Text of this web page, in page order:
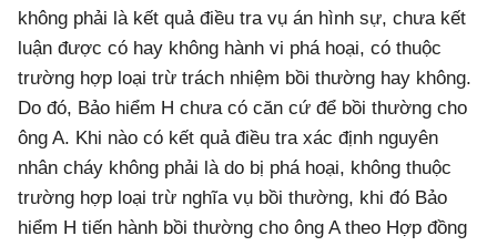
không phải là kết quả điều tra vụ án hình sự, chưa kết
luận được có hay không hành vi phá hoại, có thuộc
trường hợp loại trừ trách nhiệm bồi thường hay không.
Do đó, Bảo hiểm H chưa có căn cứ để bồi thường cho
ông A. Khi nào có kết quả điều tra xác định nguyên
nhân cháy không phải là do bị phá hoại, không thuộc
trường hợp loại trừ nghĩa vụ bồi thường, khi đó Bảo
hiểm H tiến hành bồi thường cho ông A theo Hợp đồng